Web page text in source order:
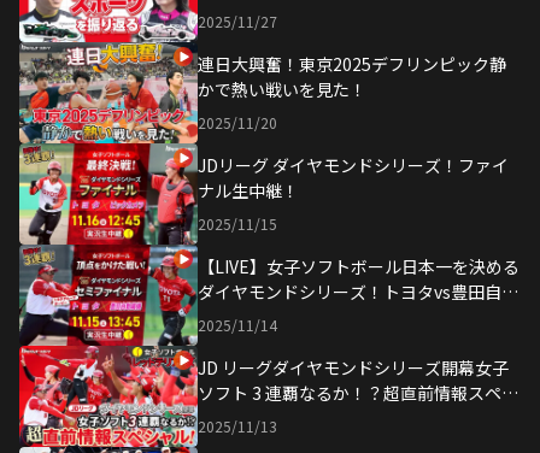
2025/11/27
連日大興奮！東京2025デフリンピック静
かで熱い戦いを見た！
2025/11/20
JDリーグ ダイヤモンドシリーズ！ファイ
ナル生中継！
2025/11/15
【LIVE】女子ソフトボール日本一を決める
ダイヤモンドシリーズ！トヨタvs豊田自動
織機（セミファイナル）
2025/11/14
JD リーグダイヤモンドシリーズ開幕女子
ソフト 3 連覇なるか！？超直前情報スペシ
ャル！|トヨタイムズスポーツ
2025/11/13